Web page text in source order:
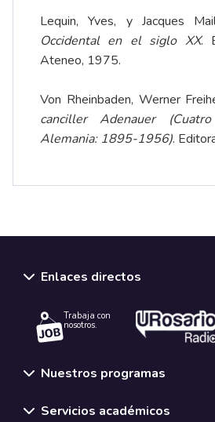
Lequin, Yves, y Jacques
Occidental en el siglo XX.
Ateneo, 1975.
Von Rheinbaden, Werner
canciller Adenauer
Alemania: 1895-1956).
Enlaces directos
Trabaja con
nosotros.
Nuestros programas
Servicios académicos